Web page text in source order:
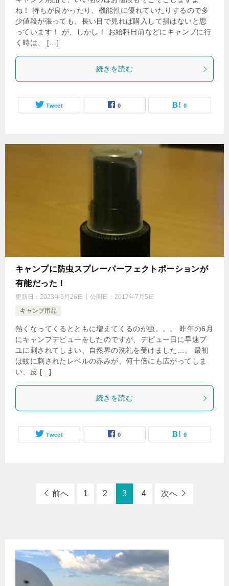
ね！ 持ちが良かったり、機能性に優れていたりするので多
少値段が張っても、長い目で見れば購入して損はないと思
っています！ が、しかし！ お給料日前などにキャンプに行
く時は、 […]
続きを読む
Tweet 0 0
キャンプに防虫スプレーパーフェクトポーションが
有能だった！
更新日： 2023年6月26日 公開日： 2017年7月5日
キャンプ用品
熱くなってくるとともに増えてくるのが虫。。。 昨年の6月
にキャンプデビューをしたのですが、デビュー日に早速ブ
ユに刺されてしまい、自然界の洗礼を受けました…。 最初
は蚊に刺されたレベルの赤みが、何十倍にも広がってしま
い、皮 […]
続きを読む
Tweet 0 0
前へ 1 2 3 4 次へ